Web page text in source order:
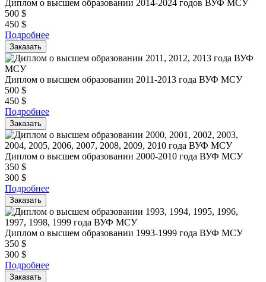
Диплом о высшем образовании 2014-2024 годов ВУФ МСУ
500 $
450 $
Подробнее
Заказать
Диплом о высшем образовании 2011-2013 года ВУФ МСУ
500 $
450 $
Подробнее
Заказать
Диплом о высшем образовании 2000-2010 года ВУФ МСУ
350 $
300 $
Подробнее
Заказать
Диплом о высшем образовании 1993-1999 года ВУФ МСУ
350 $
300 $
Подробнее
Заказать